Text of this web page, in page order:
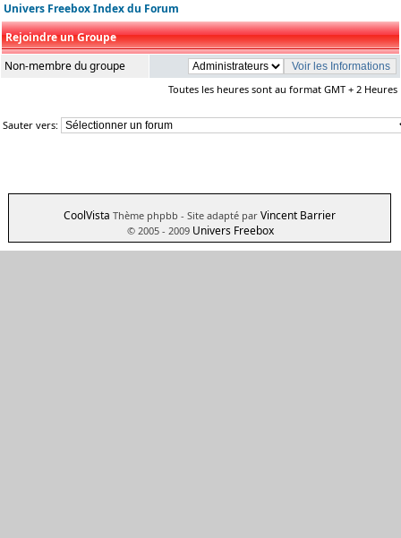
Univers Freebox Index du Forum
Rejoindre un Groupe
Non-membre du groupe
Toutes les heures sont au format GMT + 2 Heures
Sauter vers:
CoolVista Thème phpbb - Site adapté par Vincent Barrier
© 2005 - 2009 Univers Freebox